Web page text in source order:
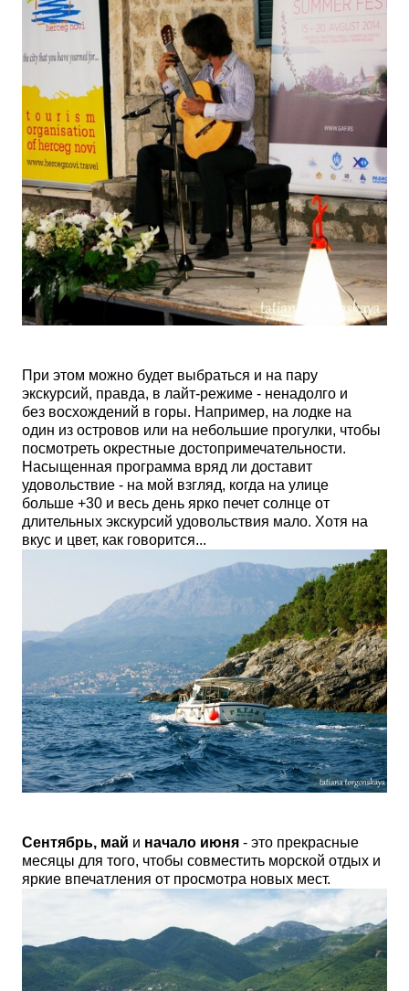
При этом можно будет выбраться и на пару
экскурсий, правда, в лайт-режиме - ненадолго и
без восхождений в горы. Например, на лодке на
один из островов или на небольшие прогулки, чтобы
посмотреть окрестные достопримечательности.
Насыщенная программа вряд ли доставит
удовольствие - на мой взгляд, когда на улице
больше +30 и весь день ярко печет солнце от
длительных экскурсий удовольствия мало. Хотя на
вкус и цвет, как говорится...
Сентябрь, май и начало июня - это прекрасные
месяцы для того, чтобы совместить морской отдых и
яркие впечатления от просмотра новых мест.